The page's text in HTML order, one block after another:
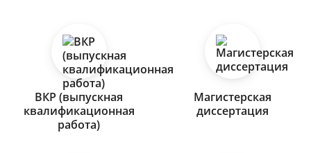
ВКР (выпускная
квалификационная
работа)
Магистерская
диссертация